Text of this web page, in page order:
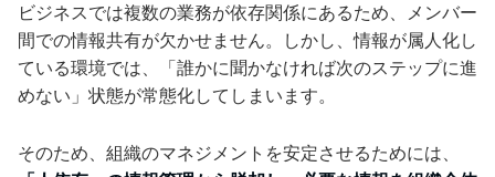
ビジネスでは複数の業務が依存関係にあるため、メンバー
間での情報共有が欠かせません。しかし、情報が属人化し
ている環境では、「誰かに聞かなければ次のステップに進
めない」状態が常態化してしまいます。
そのため、組織のマネジメントを安定させるためには、